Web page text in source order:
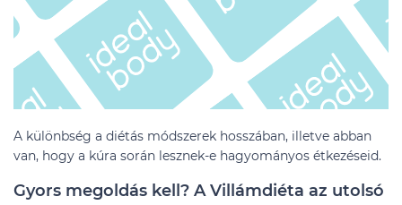
A különbség a diétás módszerek hosszában, illetve abban
van, hogy a kúra során lesznek-e hagyományos étkezéseid.
Gyors megoldás kell? A Villámdiéta az utolsó